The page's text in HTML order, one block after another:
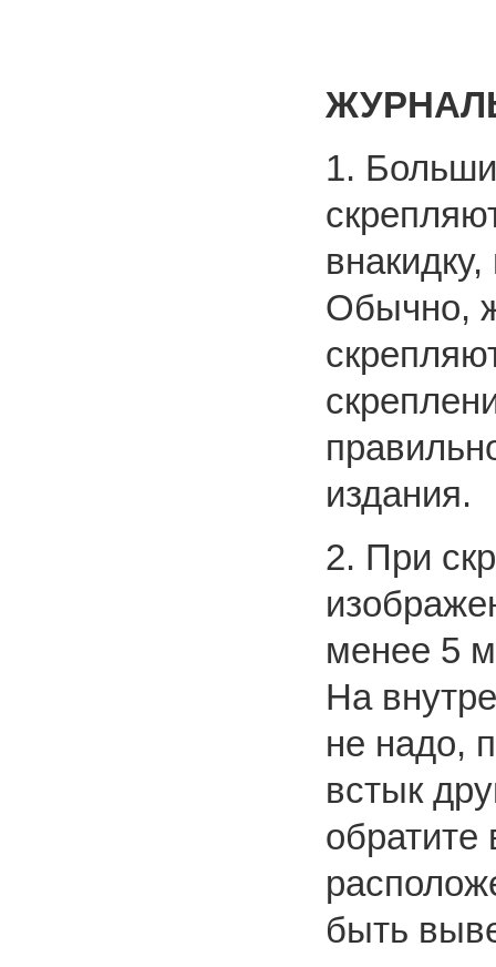
1.
Обычно,
издания.
2. При
менее 5
На
не надо,
встык
обратите
быть